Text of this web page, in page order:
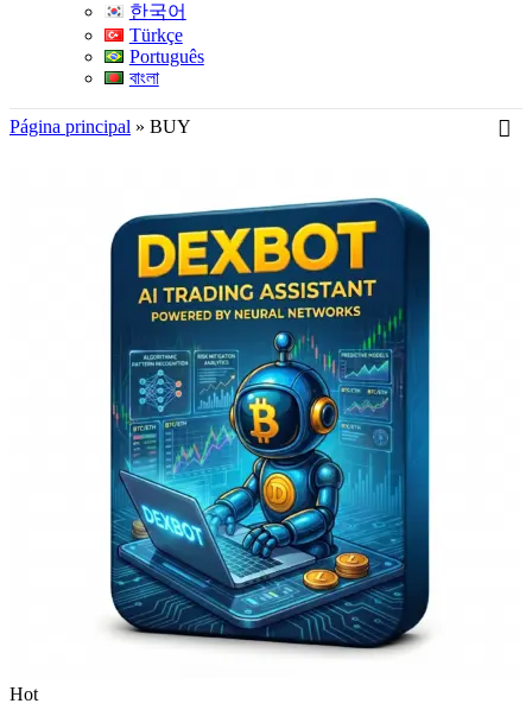
한국어
Türkçe
Português
বাংলা
Página principal » BUY
Hot